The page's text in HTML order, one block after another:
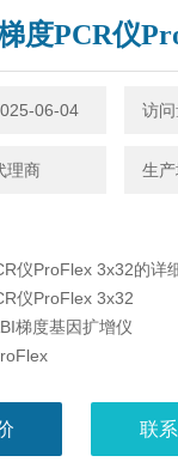
度PCR仪
06-04 访
理商 生
仪ProFlex 3x32的详
仪ProFlex 3x32
梯度基因扩增仪
统秉承了ABI热循环仪
联